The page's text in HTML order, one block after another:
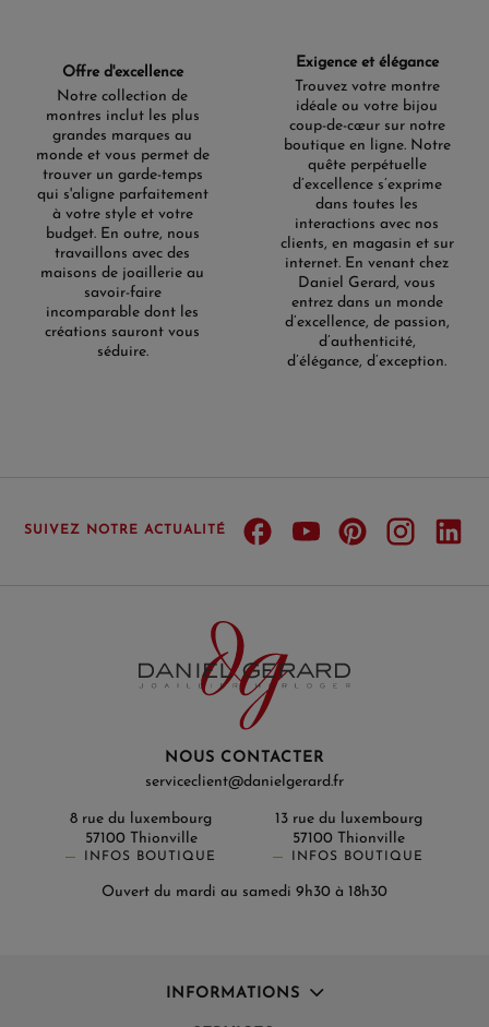
Offre d'excellence
Notre collection de
montres inclut les plus
grandes marques au
monde et vous permet de
trouver un garde-temps
qui s'aligne parfaitement
à votre style et votre
budget. En outre, nous
travaillons avec des
maisons de joaillerie au
savoir-faire
incomparable dont les
créations sauront vous
séduire.
Exigence et élégance
Trouvez votre montre
idéale ou votre bijou
coup-de-cœur sur notre
boutique en ligne. Notre
quête perpétuelle
d’excellence s’exprime
dans toutes les
interactions avec nos
clients, en magasin et sur
internet. En venant chez
Daniel Gerard, vous
entrez dans un monde
d’excellence, de passion,
d’authenticité,
d’élégance, d’exception.
SUIVEZ NOTRE ACTUALITÉ
NOUS CONTACTER
serviceclient@danielgerard.fr
8 rue du luxembourg
57100 Thionville
INFOS BOUTIQUE
13 rue du luxembourg
57100 Thionville
INFOS BOUTIQUE
Ouvert du mardi au samedi 9h30 à 18h30
INFORMATIONS